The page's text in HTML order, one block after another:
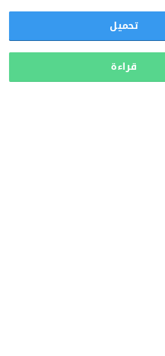
تحميل
قراءة